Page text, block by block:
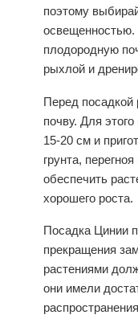
поэтому
плодородную
рыхлой и
Перед посадкой
почву. Для
15-20 см и
грунта,
обеспечить
хорошего роста.
Посадка Цинии
прекращения
растениями
они имели